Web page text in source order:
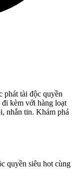
phát tài độc quyền
kèm với hàng loạt
nhắn tin. Khám phá
quyền siêu hot cùng